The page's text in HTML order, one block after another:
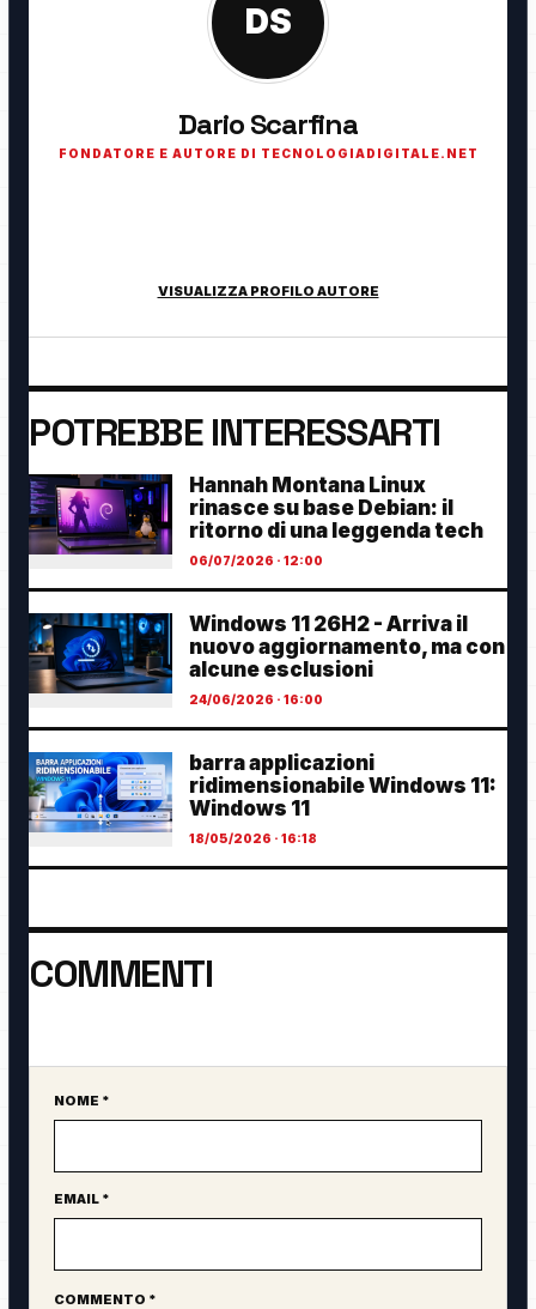
DS
Dario Scarfina
FONDATORE E AUTORE DI TECNOLOGIADIGITALE.NET
VISUALIZZA PROFILO AUTORE
POTREBBE INTERESSARTI
Hannah Montana Linux
rinasce su base Debian: il
ritorno di una leggenda tech
06/07/2026 · 12:00
Windows 11 26H2 - Arriva il
nuovo aggiornamento, ma con
alcune esclusioni
24/06/2026 · 16:00
barra applicazioni
ridimensionabile Windows 11:
Windows 11
18/05/2026 · 16:18
COMMENTI
Sito web
NOME *
EMAIL *
COMMENTO *